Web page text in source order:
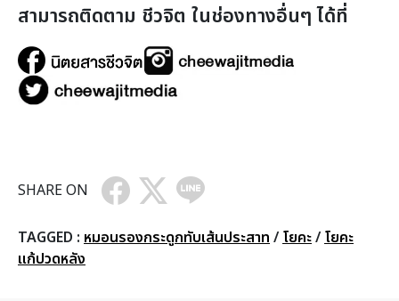
สามารถติดตาม ชีวจิต ในช่องทางอื่นๆ ได้ที่
SHARE ON
TAGGED : หมอนรองกระดูกทับเส้นประสาท / โยคะ/ โยคะ
แก้ปวดหลัง